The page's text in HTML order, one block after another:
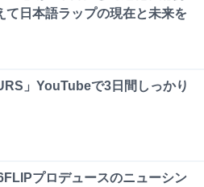
て日本語ラップの現在と未来を
」YouTubeで3日間しっかり
プロデュースのニューシン